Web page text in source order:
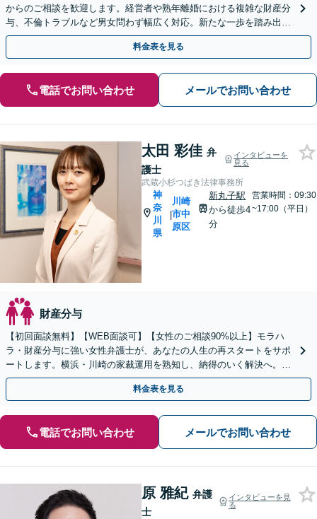
からのご相談を歓迎します。経営者や熟年離婚における複雑な財産分
与、不倫トラブルなど男女問わず幅広く対応。新たな一歩を踏み出す
ために、まずはご相談ください。
料金表を見る
電話でお問い合わせ メールでお問い合わせ
太田 彩佳 弁
護士
インタビューを
見る
武蔵小杉つばき法律事務所
神
奈
川
県
|
川崎
市中
原区
新丸子駅
から徒歩4
分
営業時間：09:30
~17:00（平日）
財産分与
【初回面談無料】【WEB面談可】【女性のご相談90%以上】モラハ
ラ・財産分与に強い女性弁護士が、あなたの人生の再スタートをサポ
ートします。横浜・川崎の家裁運用を熟知し、納得のいく解決へ。ま
ずは一人で抱え込まずにご相談ください。
料金表を見る
電話でお問い合わせ メールでお問い合わせ
原 雅紀 弁護
士
インタビューを見
る